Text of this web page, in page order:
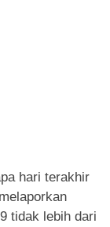
hari terakhir
tidak lebih dari